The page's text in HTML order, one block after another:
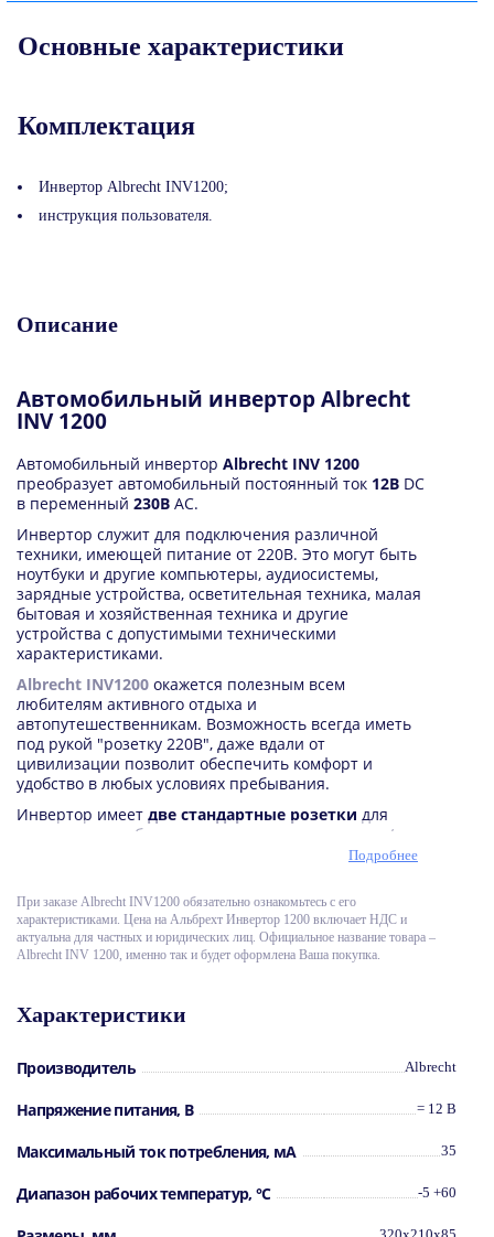
Основные характеристики
Комплектация
Инвертор Albrecht INV1200;
инструкция пользователя.
Описание
Автомобильный инвертор Albrecht
INV 1200
Автомобильный инвертор Albrecht INV 1200
преобразует автомобильный постоянный ток 12В DC
в переменный 230В AC.
Инвертор служит для подключения различной
техники, имеющей питание от 220В. Это могут быть
ноутбуки и другие компьютеры, аудиосистемы,
зарядные устройства, осветительная техника, малая
бытовая и хозяйственная техника и другие
устройства с допустимыми техническими
характеристиками.
Albrecht INV1200 окажется полезным всем
любителям активного отдыха и
автопутешественникам. Возможность всегда иметь
под рукой "розетку 220В", даже вдали от
цивилизации позволит обеспечить комфорт и
удобство в любых условиях пребывания.
Инвертор имеет две стандартные розетки для
подключения оборудования, кнопку включения /
выключения, индикаторы рабочего состояния,
состоянии, когда розетки не используются, инвертор
имеет очень малое токопотребление, которым можно
пренебречь, поэтому нет необходимости
беспокоиться о включении-выключении устройства,
Технические характеристики
входное напряжение: 10-15В DC;
рабочая номинальная выходная мощность:
повышенная 1400 Ватт - до 30 минут;
кратковременно;
индикаторы рабочего состояния;
встроенный кулер (вентилятор);
защита от переполюсовки;
Подробнее
При заказе Albreсht INV1200 обязательно ознакомьтесь с его
характеристиками. Цена на Альбрехт Инвертор 1200 включает НДС и
актуальна для частных и юридических лиц. Официальное название товара –
Albrecht INV 1200, именно так и будет оформлена Ваша покупка.
Характеристики
Производитель Albrecht
Напряжение питания, В = 12 В
Максимальный ток потребления, мА 35
Диапазон рабочих температур, °С -5 +60